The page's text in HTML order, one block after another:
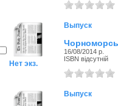
Нет экз.
Выпуск
16/08/2014 р.
ISBN відсутній
Выпуск